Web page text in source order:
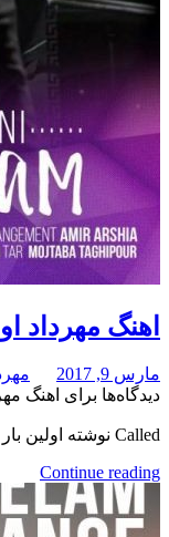
اوجانی
مهرداد
برای اهنگ مهرداد